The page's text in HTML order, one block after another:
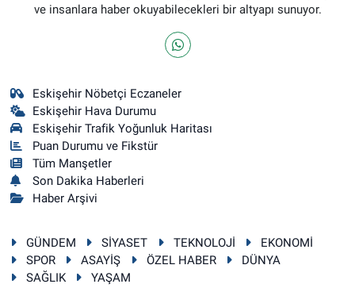
ve insanlara haber okuyabilecekleri bir altyapı sunuyor.
Eskişehir Nöbetçi Eczaneler
Eskişehir Hava Durumu
Eskişehir Trafik Yoğunluk Haritası
Puan Durumu ve Fikstür
Tüm Manşetler
Son Dakika Haberleri
Haber Arşivi
GÜNDEM SİYASET TEKNOLOJİ
EKONOMİ
SPOR
ASAYİŞ ÖZEL HABER
DÜNYA
SAĞLIK
YAŞAM